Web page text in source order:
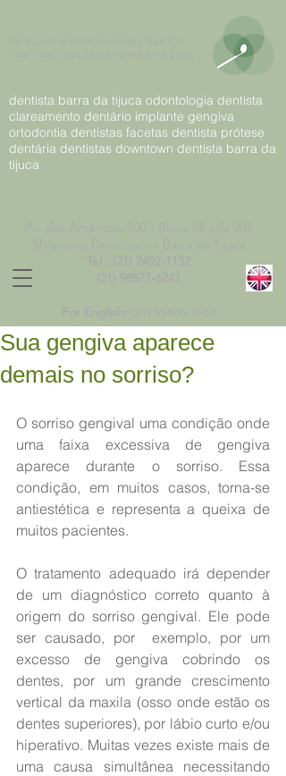
dentista barra da tijuca odontologia dentista
clareamento dentário implante gengiva
ortodontia dentistas facetas dentista prótese
dentária dentistas downtown dentista barra da
tijuca
Sua gengiva aparece
demais no sorriso?
O sorriso gengival uma condição onde
uma faixa excessiva de gengiva
aparece durante o sorriso. Essa
condição, em muitos casos, torna-se
antiestética e representa a queixa de
muitos pacientes.
O tratamento adequado irá depender
de um diagnóstico correto quanto à
origem do sorriso gengival. Ele pode
ser causado, por  exemplo, por um
excesso de gengiva cobrindo os
dentes, por um grande crescimento
vertical da maxila (osso onde estão os
dentes superiores), por lábio curto e/ou
hiperativo. Muitas vezes existe mais de
uma causa simultânea necessitando